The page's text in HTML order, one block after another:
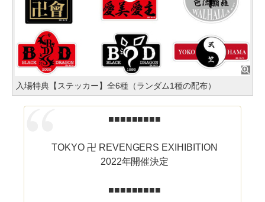
入場特典【ステッカー】全6種（ランダム1種の配布）
■■■■■■■■■
TOKYO 卍 REVENGERS EXIHIBITION
2022年開催決定
■■■■■■■■■